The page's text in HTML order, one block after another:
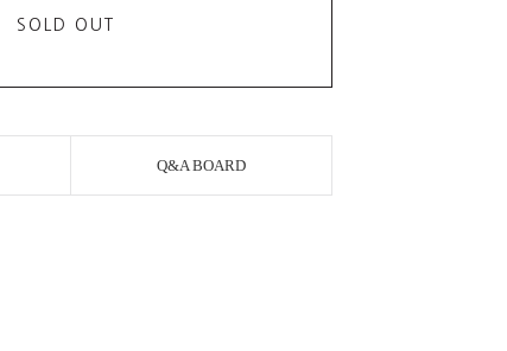
SOLD OUT
Q&A BOARD